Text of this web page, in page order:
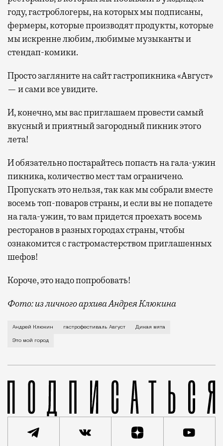
году, гастроблогеры, на которых мы подписаны,
фермеры, которые производят продукты, которые
мы искренне любим, любимые музыканты и
стендап-комики.
Просто загляните на сайт гастропикника «Август»
— и сами все увидите.
И, конечно, мы вас приглашаем провести самый
вкусный и приятный загородный пикник этого
лета!
И обязательно постарайтесь попасть на гала-ужин
пикника, количество мест там ограничено.
Пропускать это нельзя, так как мы собрали вместе
восемь топ-поваров страны, и если вы не попадете
на гала-ужин, то вам придется проехать восемь
ресторанов в разных городах страны, чтобы
ознакомится с гастромастерством приглашенных
шефов!
Короче, это надо попробовать!
Фото: из личного архива Андрея Клюкина
О любви к советскому ар-деко, прогулках с
Андрей Клюкин гастрофестиваль Август Дикая мята
Это мой город